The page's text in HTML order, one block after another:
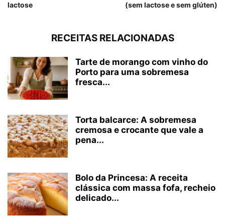
lactose
(sem lactose e sem glúten)
RECEITAS RELACIONADAS
Tarte de morango com vinho do
Porto para uma sobremesa
fresca...
Torta balcarce: A sobremesa
cremosa e crocante que vale a
pena...
Bolo da Princesa: A receita
clássica com massa fofa, recheio
delicado...